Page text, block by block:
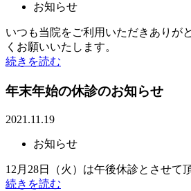
お知らせ
いつも当院をご利用いただきありが
くお願いいたします。
続きを読む
年末年始の休診のお知らせ
2021.11.19
お知らせ
12月28日（火）は午後休診とさせて
続きを読む